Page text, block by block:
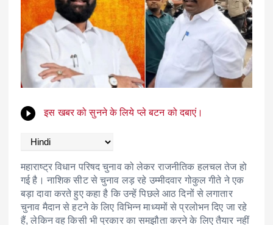
इस खबर को सुनने के लिये प्ले बटन को दबाएं।
महाराष्ट्र विधान परिषद चुनाव को लेकर राजनीतिक हलचल तेज हो
गई है। नाशिक सीट से चुनाव लड़ रहे उम्मीदवार गोकुल गीते ने एक
बड़ा दावा करते हुए कहा है कि उन्हें पिछले आठ दिनों से लगातार
चुनाव मैदान से हटने के लिए विभिन्न माध्यमों से प्रलोभन दिए जा रहे
हैं, लेकिन वह किसी भी प्रकार का समझौता करने के लिए तैयार नहीं